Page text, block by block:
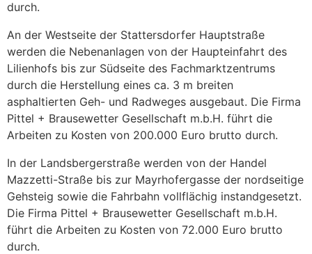
durch.
An der Westseite der Stattersdorfer Hauptstraße
werden die Nebenanlagen von der Haupteinfahrt des
Lilienhofs bis zur Südseite des Fachmarktzentrums
durch die Herstellung eines ca. 3 m breiten
asphaltierten Geh- und Radweges ausgebaut. Die Firma
Pittel + Brausewetter Gesellschaft m.b.H. führt die
Arbeiten zu Kosten von 200.000 Euro brutto durch.
In der Landsbergerstraße werden von der Handel
Mazzetti-Straße bis zur Mayrhofergasse der nordseitige
Gehsteig sowie die Fahrbahn vollflächig instandgesetzt.
Die Firma Pittel + Brausewetter Gesellschaft m.b.H.
führt die Arbeiten zu Kosten von 72.000 Euro brutto
durch.